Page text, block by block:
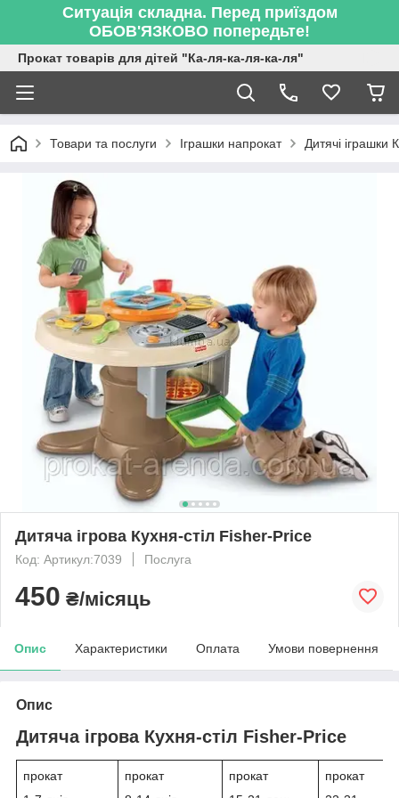
Ситуація складна. Перед приїздом
ОБОВ'ЯЗКОВО попередьте!
Прокат товарів для дітей "Ка-ля-ка-ля-ка-ля"
Товари та послуги Іграшки напрокат Дитячі іграшки
Дитяча ігрова Кухня-стіл Fisher-Price
Код: Артикул:7039 Послуга
450 ₴/місяць
Опис Характеристики Оплата Умови повернення
Опис
Дитяча ігрова Кухня-стіл Fisher-Price
прокат
прокат
прокат
прокат